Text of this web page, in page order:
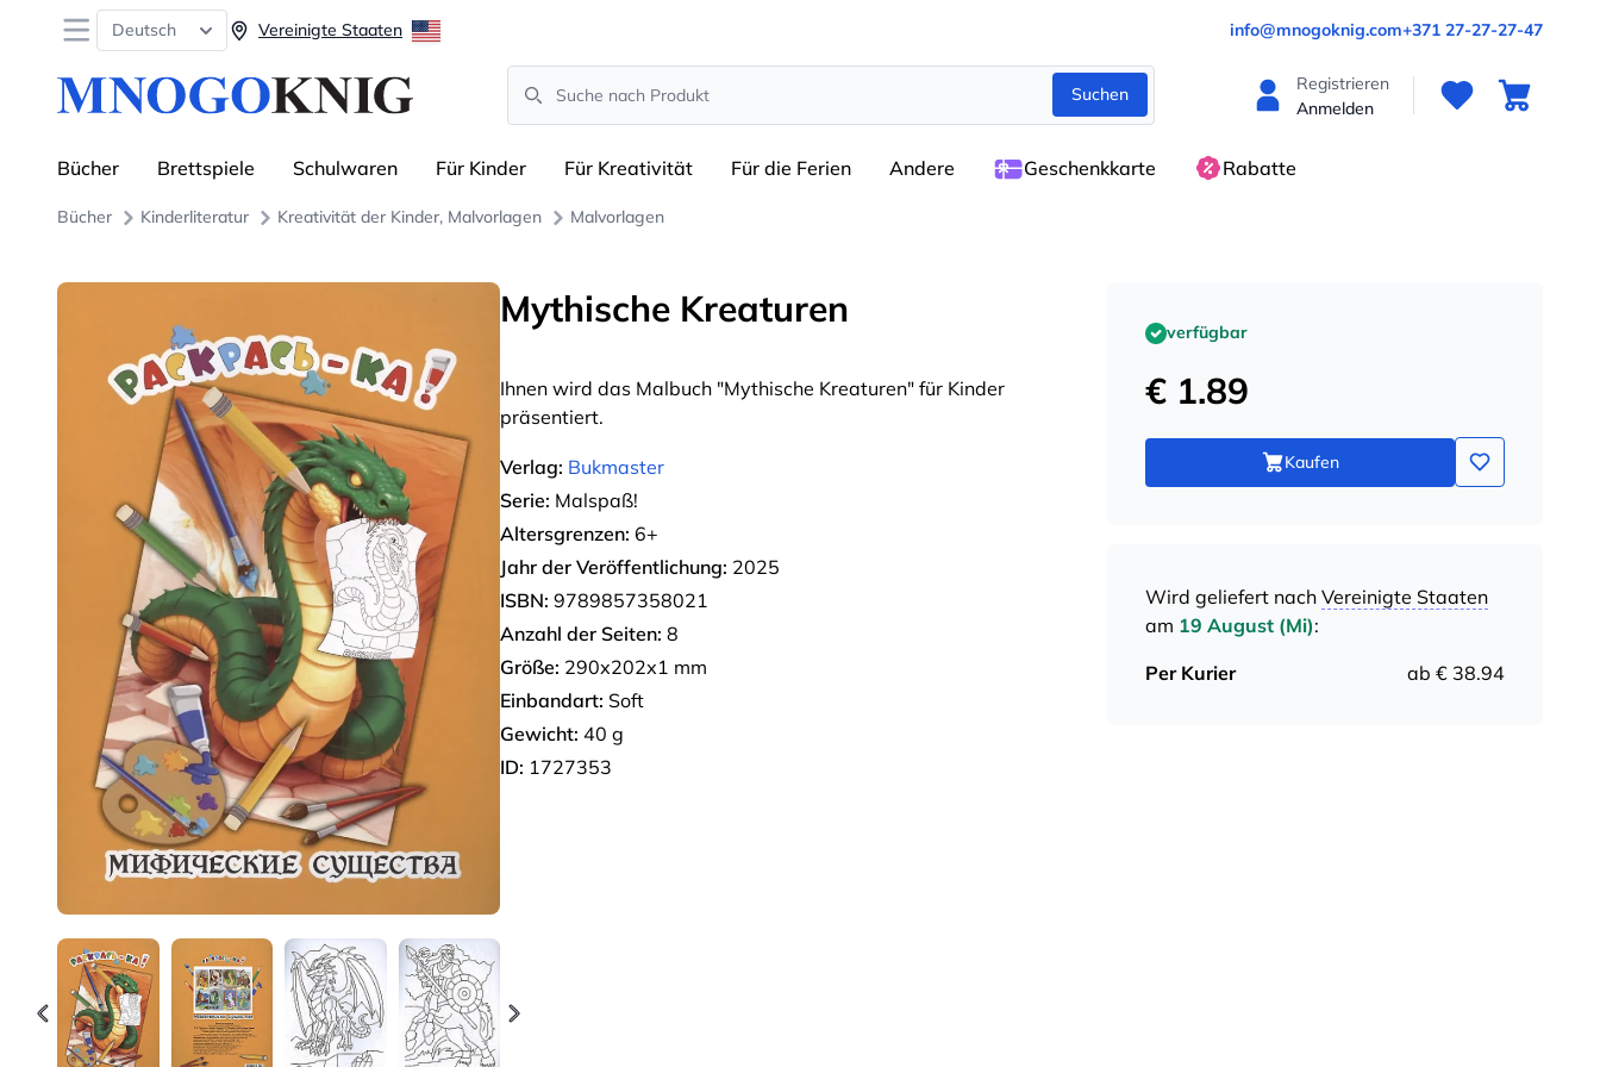
Open menu
Deutsch Vereinigte Staaten info@mnogoknig.com+371 27-27-27-47
Search
Suchen
Registrieren
Anmelden
Bücher Brettspiele Schulwaren Für Kinder Für Kreativität Für die Ferien Andere Geschenkkarte Rabatte
Bücher Kinderliteratur Kreativität der Kinder, Malvorlagen Malvorlagen
Mythische Kreaturen
Ihnen wird das Malbuch "Mythische Kreaturen" für Kinder
präsentiert.
Verlag: Bukmaster
Serie: Malspaß!
Altersgrenzen: 6+
Jahr der Veröffentlichung: 2025
ISBN: 9789857358021
Anzahl der Seiten: 8
Größe: 290х202х1 mm
Einbandart: Soft
Gewicht: 40 g
ID: 1727353
verfügbar
€ 1.89
Kaufen
Wird geliefert nach Vereinigte Staaten
am 19 August (Mi):
Per Kurier
ab € 38.94